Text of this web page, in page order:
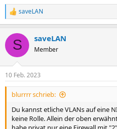
R
e
k
i
e
n
saveLAN
S saveLAN
Member
10 Feb. 2023
blurrrr schrieb:
Du kannst etliche VLANs auf eine
keine Rolle. Allein der oben